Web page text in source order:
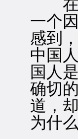
在刚
一个
感到
中国
国人
确切
道，
为什